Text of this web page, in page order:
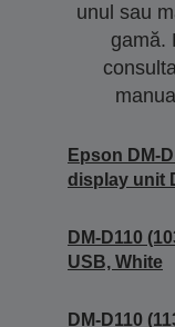
unul sau
gamă.
Epson DM-
display unit
DM-D110
USB, White
DM-D110